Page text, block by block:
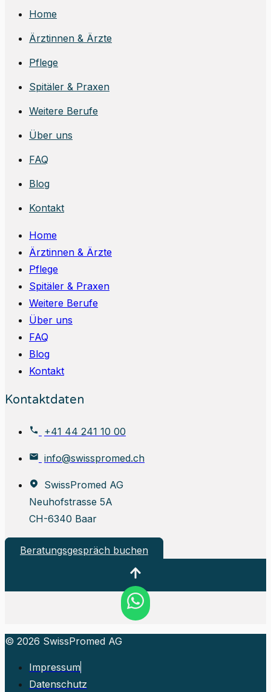
Home
Ärztinnen & Ärzte
Pflege
Spitäler & Praxen
Weitere Berufe
Über uns
FAQ
Blog
Kontakt
Home
Ärztinnen & Ärzte
Pflege
Spitäler & Praxen
Weitere Berufe
Über uns
FAQ
Blog
Kontakt
Kontaktdaten
+41 44 241 10 00
info@swisspromed.ch
SwissPromed AG
Neuhofstrasse 5A
CH-6340 Baar
Beratungsgespräch buchen
© 2026 SwissPromed AG
Impressum
Datenschutz